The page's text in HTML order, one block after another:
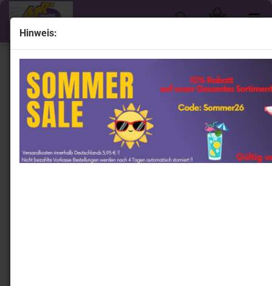
Hinweis:
« Erster « zurück weiter »
Letzter »
1764
Artikel in dieser Kategorie
Tecnomodel TM18-181G # Maserati 4 CLT F1 Winner
San Remo GP 1948 " Alberto Ascari " 1:18
Tecnomodel